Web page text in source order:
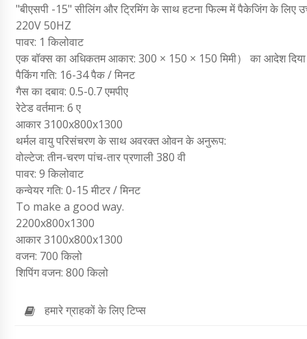
"बीएसपी -15" सीलिंग और ट्रिमिंग के साथ हटना फिल्म में पैकेजिंग के लिए
220V 50HZ
पावर: 1 किलोवाट
एक बॉक्स का अधिकतम आकार: 300 × 150 × 150 मिमी） का आदेश
पैकिंग गति: 16-34 पैक / मिनट
गैस का दबाव: 0.5-0.7 एमपीए
रेटेड वर्तमान: 6 ए
आकार 3100x800x1300
थर्मल वायु परिसंचरण के साथ अवरक्त ओवन के अनुरूप:
वोल्टेज: तीन-चरण पांच-तार प्रणाली 380 वी
पावर: 9 किलोवाट
कन्वेयर गति: 0-15 मीटर / मिनट
To make a good way.
2200x800x1300
आकार 3100x800x1300
वजन: 700 किलो
शिपिंग वजन: 800 किलो
हमारे ग्राहकों के लिए टिप्स